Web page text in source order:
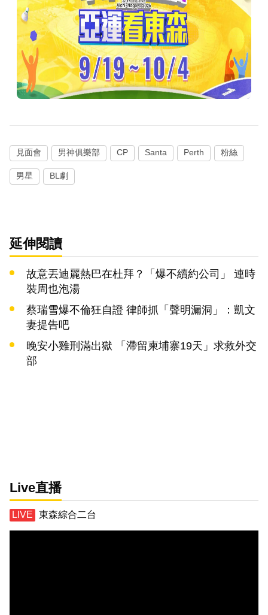
見面會 男神俱樂部 CP Santa Perth 粉絲
男星 BL劇
延伸閱讀
故意丟迪麗熱巴在杜拜？「爆不續約公司」 連時
裝周也泡湯
蔡瑞雪爆不倫狂自證 律師抓「聲明漏洞」：凱文
妻提告吧
晚安小雞刑滿出獄 「滯留柬埔寨19天」求救外交
部
Live直播
東森綜合二台